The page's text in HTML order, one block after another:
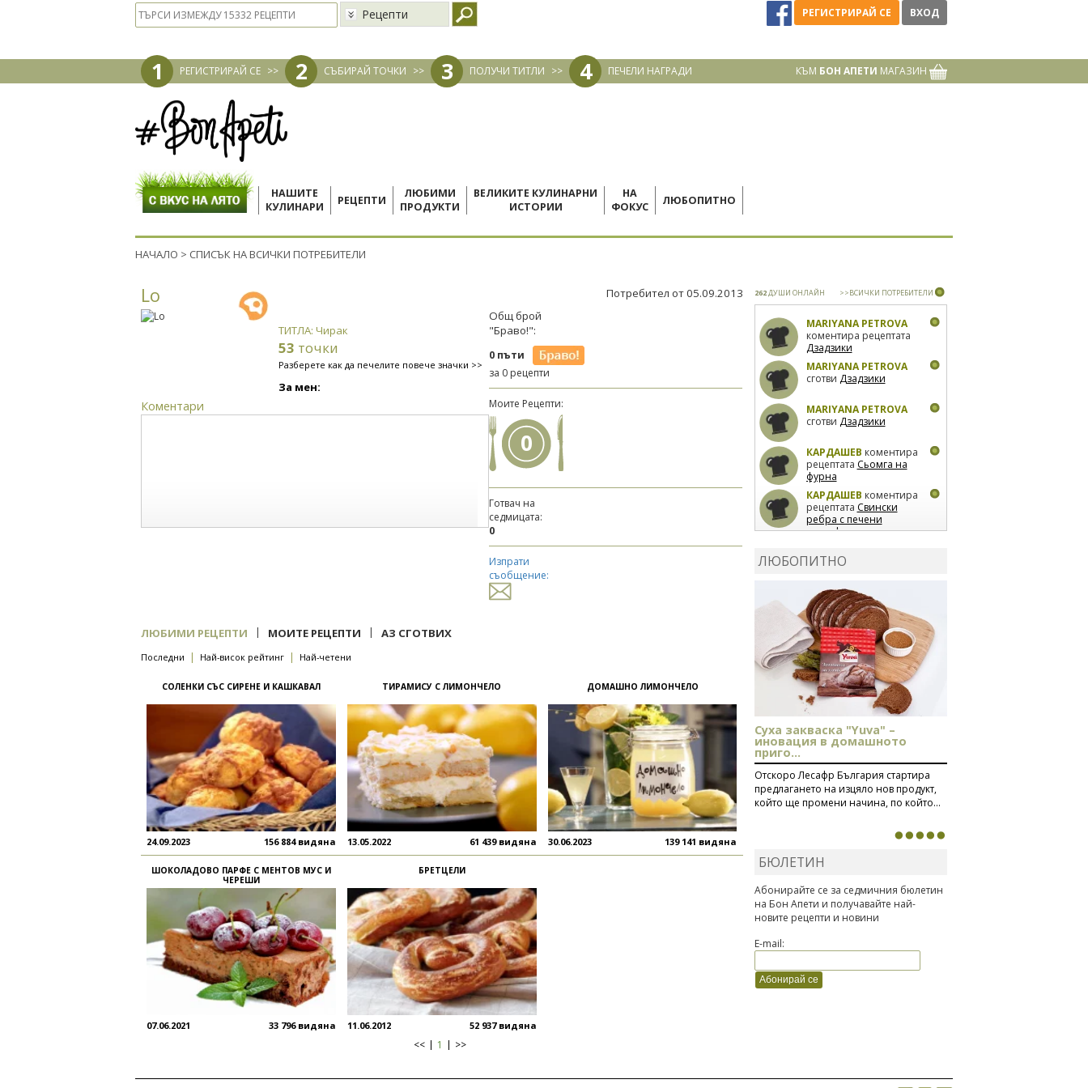
Рецепти РЕГИСТРИРАЙ СЕ ВХОД
1 РЕГИСТРИРАЙ СЕ >> 2 СЪБИРАЙ ТОЧКИ >> 3 ПОЛУЧИ ТИТЛИ >> 4 ПЕЧЕЛИ НАГРАДИ КЪМ БОН АПЕТИ МАГАЗИН
НАШИТЕ
КУЛИНАРИ
РЕЦЕПТИ
ЛЮБИМИ
ПРОДУКТИ
ВЕЛИКИТЕ КУЛИНАРНИ
ИСТОРИИ
НА
ФОКУС
ЛЮБОПИТНО
НАЧАЛО > СПИСЪК НА ВСИЧКИ ПОТРЕБИТЕЛИ
Lo Потребител от 05.09.2013
ТИТЛА: Чирак
53 точки
Разберете как да печелите повече значки >>
За мен:
Коментари
Общ брой
"Браво!":
0 пъти
за 0 рецепти
Моите Рецепти:
0
Готвач на
седмицата:
0
Изпрати
съобщение:
ЛЮБИМИ РЕЦЕПТИ | МОИТЕ РЕЦЕПТИ | АЗ СГОТВИХ
Последни | Най-висок рейтинг | Най-четени
СОЛЕНКИ СЪС СИРЕНЕ И КАШКАВАЛ
24.09.2023 156 884 видяна
ТИРАМИСУ С ЛИМОНЧЕЛО
13.05.2022 61 439 видяна
ДОМАШНО ЛИМОНЧЕЛО
30.06.2023 139 141 видяна
ШОКОЛАДОВО ПАРФЕ С МЕНТОВ МУС И
ЧЕРЕШИ
07.06.2021 33 796 видяна
БРЕТЦЕЛИ
11.06.2012 52 937 видяна
<< 1 >>
262ДУШИ ОНЛАЙН >>ВСИЧКИ ПОТРЕБИТЕЛИ
MARIYANA PETROVA
коментира рецептата
Дзадзики
MARIYANA PETROVA
сготви Дзадзики
MARIYANA PETROVA
сготви Дзадзики
КАРДАШЕВ коментира
рецептата Сьомга на
фурна
КАРДАШЕВ коментира
рецептата Свински
ребра с печени
картофи
лимон
коментира рецептата
Киноа със зеленчуци
ЛЮБОПИТНО
Суха закваска "Yuva" –
иновация в домашното
приго...
Отскоро Лесафр България стартира
предлагането на изцяло нов продукт,
който ще промени начина, по който...
БЮЛЕТИН
Абонирайте се за седмичния бюлетин
на Бон Апети и получавайте най-
новите рецепти и новини
E-mail: